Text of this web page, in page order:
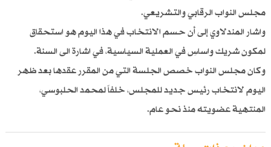
مجلس النواب الرقابي والتشريعي.
واشار المندلاوي إلى أن حسم الانتخاب في هذا اليوم هو استحقاق
لمكون شريك واساسِ في العملية السياسية، في اشارة الى السنة.
وكان مجلس النواب خصص الجلسة التي من المقرر عقدها بعد ظهر
اليوم لانتخاب رئيس جديد للمجلس، خلفاً لمحمد الحلبوسي،
المنتهية عضويته منذ نحو عام.